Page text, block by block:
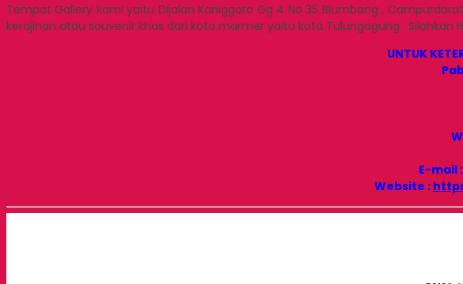
Tempat Gallery kami yaitu Dijalan Kaniggoro Gg 4 No 35 Blumbang ,
kerajinan atau souvenir khas dari kota marmer yaitu kota Tulungagung . Silahkan
UNTUK
E-mail
Website :